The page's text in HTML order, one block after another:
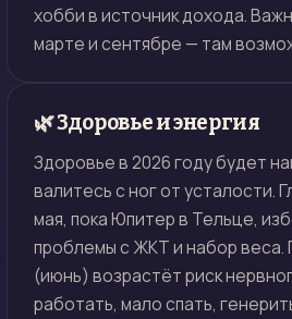
хобби в источник дохода.
марте и сентябре — там
🌿 Здоровье и энергия
Здоровье в 2026 году будет
валитесь с ног от усталости.
мая, пока Юпитер в Тельце,
проблемы с ЖКТ и набор
(июнь) возрастёт риск
работать, мало спать,